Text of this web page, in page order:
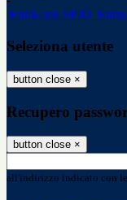
Entra con SPID
Seleziona utente
button close ×
Recupero
button close ×
all'indirizzo indicato con